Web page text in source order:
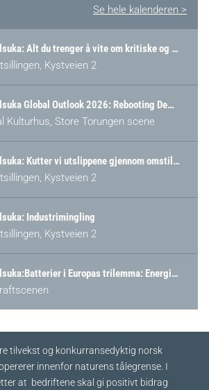
Se hele kalenderen >
Arendalsuka: Alt du trenger å vite om kritiske og strategiske verdikjeder i Norge
Kystveien 2
Arendalsuka Global Outlook 2026: Rebooting Democracy for a New World Order
Kulturhus, Store Torungen scene
Arendalsuka: Kutter vi utslippene gjennom omstilling – eller tap av industri?
Kystveien 2
Industrimingling
Kystveien 2
Arendalsuka:Batterier i Europas trilemma: Energisikkerhet, konkurransekraft og bærekraft (Battery Norway-arrangement)
tilvekst og konkurransedyktig norsk
innenfor naturens tålegrense. I
at bedriftene skal gi positivt bidrag